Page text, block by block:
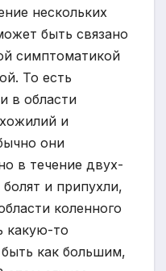
нескольких
быть связано
симптоматикой
То есть
в области
и
они
в течение двух-
и припухли,
коленного
какую-то
как большим,